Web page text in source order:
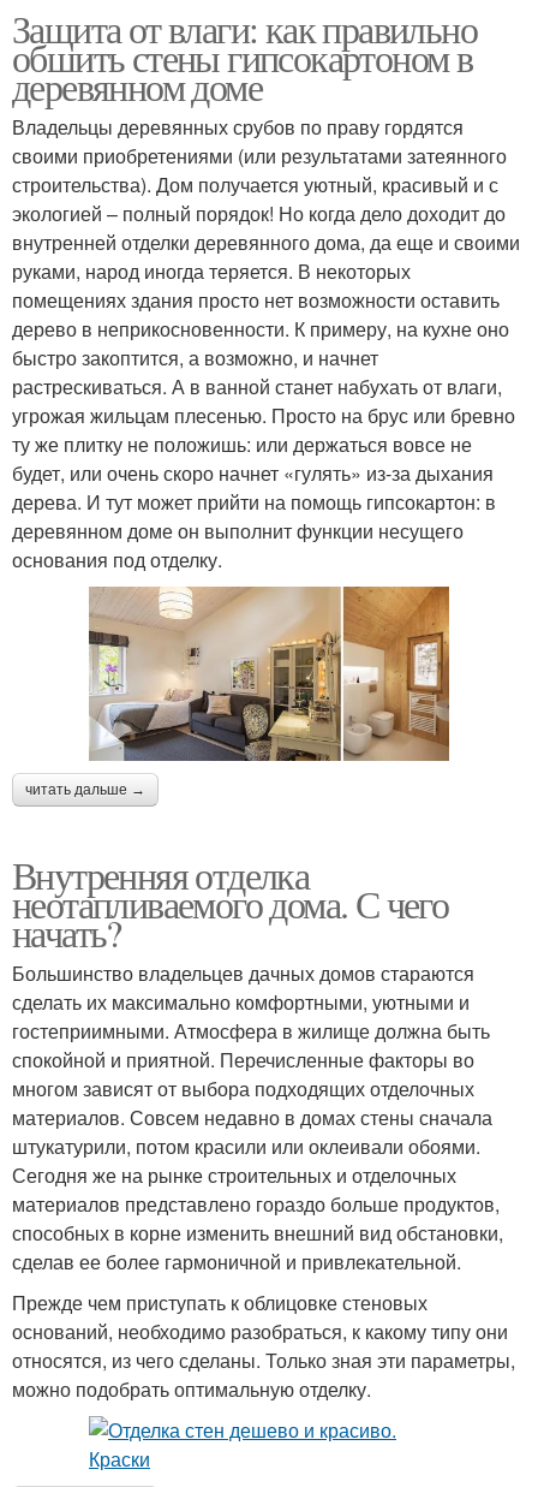
Защита от влаги: как правильно
обшить стены гипсокартоном в
деревянном доме
Владельцы деревянных срубов по праву гордятся
своими приобретениями (или результатами затеянного
строительства). Дом получается уютный, красивый и с
экологией – полный порядок! Но когда дело доходит до
внутренней отделки деревянного дома, да еще и своими
руками, народ иногда теряется. В некоторых
помещениях здания просто нет возможности оставить
дерево в неприкосновенности. К примеру, на кухне оно
быстро закоптится, а возможно, и начнет
растрескиваться. А в ванной станет набухать от влаги,
угрожая жильцам плесенью. Просто на брус или бревно
ту же плитку не положишь: или держаться вовсе не
будет, или очень скоро начнет «гулять» из-за дыхания
дерева. И тут может прийти на помощь гипсокартон: в
деревянном доме он выполнит функции несущего
основания под отделку.
читать дальше →
Внутренняя отделка
неотапливаемого дома. С чего
начать?
Большинство владельцев дачных домов стараются
сделать их максимально комфортными, уютными и
гостеприимными. Атмосфера в жилище должна быть
спокойной и приятной. Перечисленные факторы во
многом зависят от выбора подходящих отделочных
материалов. Совсем недавно в домах стены сначала
штукатурили, потом красили или оклеивали обоями.
Сегодня же на рынке строительных и отделочных
материалов представлено гораздо больше продуктов,
способных в корне изменить внешний вид обстановки,
сделав ее более гармоничной и привлекательной.
Прежде чем приступать к облицовке стеновых
оснований, необходимо разобраться, к какому типу они
относятся, из чего сделаны. Только зная эти параметры,
можно подобрать оптимальную отделку.